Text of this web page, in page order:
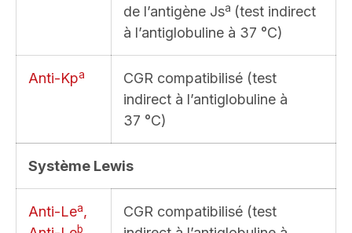
de l’antigène Jsa (test indirect
à l’antiglobuline à 37 °C)
Anti-Kpa
CGR compatibilisé (test
indirect à l’antiglobuline à
37 °C)
Système Lewis
Anti-Lea,
b
CGR compatibilisé (test